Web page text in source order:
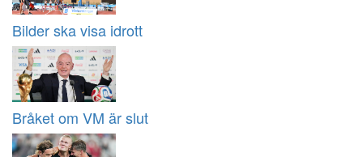
Bilder ska visa idrott
Bråket om VM är slut